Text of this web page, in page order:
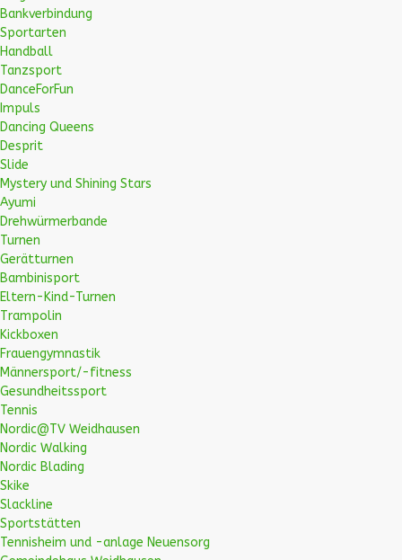
Bankverbindung
Sportarten
Handball
Tanzsport
DanceForFun
Impuls
Dancing Queens
Desprit
Slide
Mystery und Shining Stars
Ayumi
Drehwürmerbande
Turnen
Gerätturnen
Bambinisport
Eltern-Kind-Turnen
Trampolin
Kickboxen
Frauengymnastik
Männersport/-fitness
Gesundheitssport
Tennis
Nordic@TV Weidhausen
Nordic Walking
Nordic Blading
Skike
Slackline
Sportstätten
Tennisheim und -anlage Neuensorg